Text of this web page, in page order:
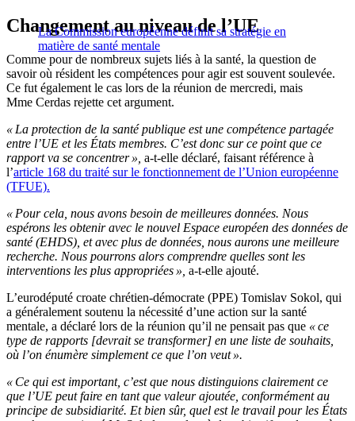
La Commission européenne définit sa stratégie en
matière de santé mentale
Changement au niveau de l’UE
Comme pour de nombreux sujets liés à la santé, la question de
savoir où résident les compétences pour agir est souvent soulevée.
Ce fut également le cas lors de la réunion de mercredi, mais
Mme Cerdas rejette cet argument.
« La protection de la santé publique est une compétence partagée
entre l’UE et les États membres. C’est donc sur ce point que ce
rapport va se concentrer », a-t-elle déclaré, faisant référence à
l’article 168 du traité sur le fonctionnement de l’Union européenne
(TFUE).
« Pour cela, nous avons besoin de meilleures données. Nous
espérons les obtenir avec le nouvel Espace européen des données de
santé (EHDS), et avec plus de données, nous aurons une meilleure
recherche. Nous pourrons alors comprendre quelles sont les
interventions les plus appropriées », a-t-elle ajouté.
L’eurodéputé croate chrétien-démocrate (PPE) Tomislav Sokol, qui
a généralement soutenu la nécessité d’une action sur la santé
mentale, a déclaré lors de la réunion qu’il ne pensait pas que « ce
type de rapports [devrait se transformer] en une liste de souhaits,
où l’on énumère simplement ce que l’on veut ».
« Ce qui est important, c’est que nous distinguions clairement ce
que l’UE peut faire en tant que valeur ajoutée, conformément au
principe de subsidiarité. Et bien sûr, quel est le travail pour les États